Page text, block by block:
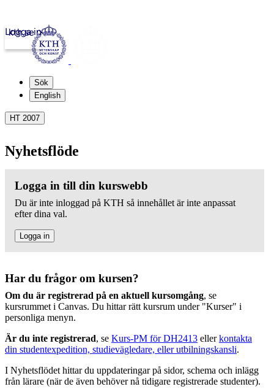
kth.se
Logga in
Sök
English
HT 2007
Nyhetsflöde
Logga in till din kurswebb
Du är inte inloggad på KTH så innehållet är inte anpassat
efter dina val.
Logga in
Har du frågor om kursen?
Om du är registrerad på en aktuell kursomgång, se
kursrummet i Canvas. Du hittar rätt kursrum under "Kurser" i
personliga menyn.
Är du inte registrerad, se Kurs-PM för DH2413 ellerkontakta
din studentexpedition, studievägledare, eller utbilningskansli.
I Nyhetsflödet hittar du uppdateringar på sidor, schema och inlägg
från lärare (när de även behöver nå tidigare registrerade studenter).